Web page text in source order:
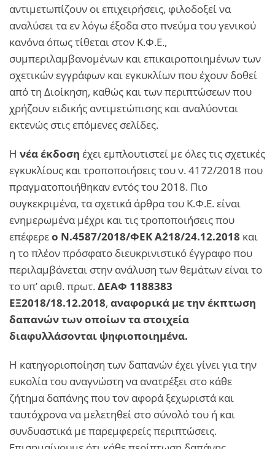
αντιμετωπίζουν οι επιχειρήσεις, φιλοδοξεί να
αναλύσει τα εν λόγω έξοδα στο πνεύμα του γενικού
κανόνα όπως τίθεται στον Κ.Φ.Ε.,
συμπεριλαμβανομένων και επικαιροποιημένων των
σχετικών εγγράφων και εγκυκλίων που έχουν δοθεί
από τη Διοίκηση, καθώς και των περιπτώσεων που
χρήζουν ειδικής αντιμετώπισης και αναλύονται
εκτενώς στις επόμενες σελίδες.
Η νέα έκδοση έχει εμπλουτιστεί με όλες τις σχετικές
εγκυκλίους και τροποποιήσεις του ν. 4172/2018 που
πραγματοποιήθηκαν εντός του 2018. Πιο
συγκεκριμένα, τα σχετικά άρθρα του Κ.Φ.Ε. είναι
ενημερωμένα μέχρι και τις τροποποιήσεις που
επέφερεο Ν.4587/2018/ΦΕΚ Α΄218/24.12.2018 και
η το πλέον πρόσφατο διευκρινιστικό έγγραφο που
περιλαμβάνεται στην ανάλυση των θεμάτων είναι το
το υπ’ αριθ. πρωτ.ΔΕΑΦ 1188383
ΕΞ2018/18.12.2018, αναφορικά με την έκπτωση
δαπανών των οποίων τα στοιχεία
διαφυλλάσονται ψηφιοποιημένα.
Η κατηγοριοποίηση των δαπανών έχει γίνει για την
ευκολία του αναγνώστη να ανατρέξει στο κάθε
ζήτημα δαπάνης που τον αφορά ξεχωριστά και
ταυτόχρονα να μελετηθεί στο σύνολό του ή και
συνδυαστικά με παρεμφερείς περιπτώσεις.